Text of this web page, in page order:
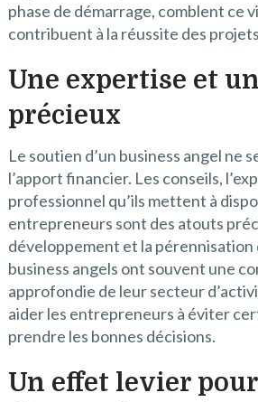
phase de démarrage, comblent ce
contribuent à la réussite des
Une expertise et
précieux
Le soutien d’un business angel ne
l’apport financier. Les conseils,
professionnel qu’ils mettent à
entrepreneurs sont des atouts
développement et la pérennisation
business angels ont souvent une
approfondie de leur secteur
aider les entrepreneurs à éviter
prendre les bonnes décisions.
Un effet levier